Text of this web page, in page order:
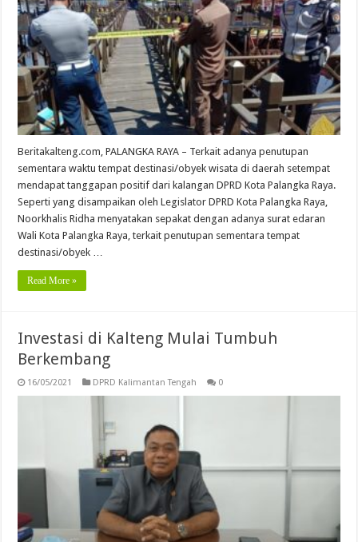
Beritakalteng.com, PALANGKA RAYA – Terkait adanya penutupan
sementara waktu tempat destinasi/obyek wisata di daerah setempat
mendapat tanggapan positif dari kalangan DPRD Kota Palangka Raya.
Seperti yang disampaikan oleh Legislator DPRD Kota Palangka Raya,
Noorkhalis Ridha menyatakan sepakat dengan adanya surat edaran
Wali Kota Palangka Raya, terkait penutupan sementara tempat
destinasi/obyek …
Read More »
Investasi di Kalteng Mulai Tumbuh
Berkembang
16/05/2021 DPRD Kalimantan Tengah 0